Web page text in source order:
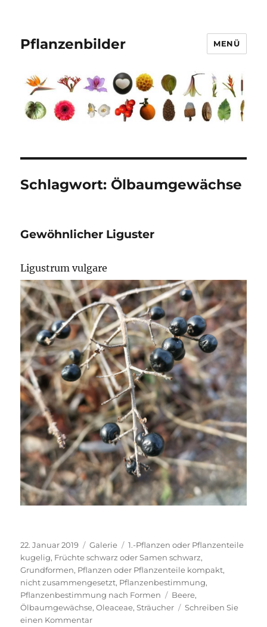
Pflanzenbilder MENÜ
Schlagwort: Ölbaumgewächse
Gewöhnlicher Liguster
Ligustrum vulgare
Veröffentlicht
am
22. Januar 2019 Format
Galerie Kategorien
1.-Pflanzen oder Pflanzenteile
kugelig, Früchte schwarz oder Samen schwarz,
Grundformen, Pflanzen oder Pflanzenteile kompakt,
nicht zusammengesetzt, Pflanzenbestimmung,
Pflanzenbestimmung nach Formen
Schlagwörter
Beere,
Ölbaumgewächse,Oleaceae,Sträucher
Schreiben Sie
einen Kommentarzu